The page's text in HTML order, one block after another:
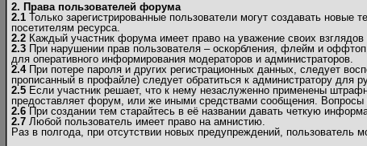
2. Права пользователей форума
2.1 Только зарегистрированные пользователи могут создавать
посетителям ресурса.
2.2 Каждый участник форума имеет право на уважение своих
2.3 При нарушении прав пользователя – оскорбления, флейм и
для оперативного информирования модераторов и администраторов.
2.4При потере пароля и других регистрационных данных, следует
прописанный в профайле) следует обратиться к администратору для
2.5 Если участник решает, что к нему незаслуженно применены
предоставляет форум, или же иными средствами сообщения.
2.6 При создании тем старайтесь в её названии давать четкую
2.7 Любой пользователь имеет право на амнистию.
Раз в полгода, при отсутствии новых предупреждений,